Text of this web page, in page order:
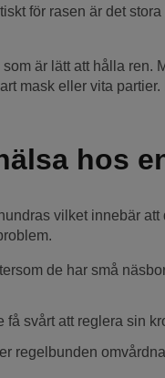
för rasen är det
är lätt att hålla ren.
mask eller vita
hos
vilket innebär
de har små
få svårt att reglera sin
regelbunden